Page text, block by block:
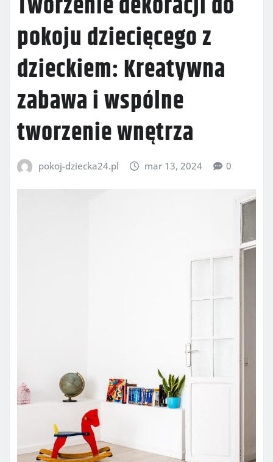
pokoju dziecięcego z
dzieckiem: Kreatywna
zabawa i wspólne
tworzenie wnętrza
pokoj-dziecka24.pl mar 13, 2024 0